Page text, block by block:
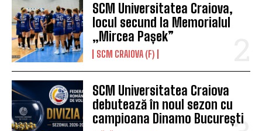
SCM Universitatea Craiova,
locul secund la Memorialul
„Mircea Pașek”
SCM CRAIOVA (F)
SCM Universitatea Craiova
debutează în noul sezon cu
campioana Dinamo București